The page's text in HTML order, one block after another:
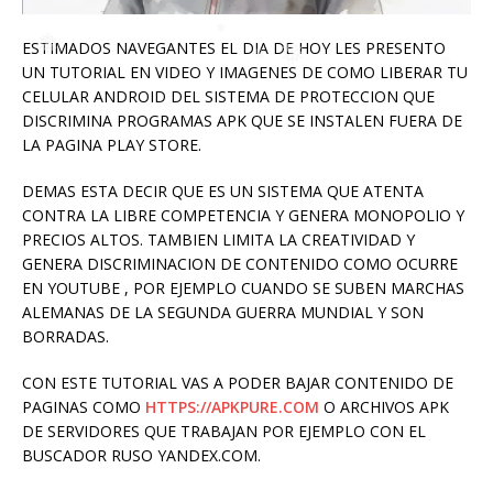
❅ ❅
ESTIMADOS NAVEGANTES EL DIA DE HOY LES PRESENTO
UN TUTORIAL EN VIDEO Y IMAGENES DE COMO LIBERAR TU
CELULAR ANDROID DEL SISTEMA DE PROTECCION QUE
DISCRIMINA PROGRAMAS APK QUE SE INSTALEN FUERA DE
LA PAGINA PLAY STORE.
DEMAS ESTA DECIR QUE ES UN SISTEMA QUE ATENTA
CONTRA LA LIBRE COMPETENCIA Y GENERA MONOPOLIO Y
PRECIOS ALTOS. TAMBIEN LIMITA LA CREATIVIDAD Y
GENERA DISCRIMINACION DE CONTENIDO COMO OCURRE
EN YOUTUBE , POR EJEMPLO CUANDO SE SUBEN MARCHAS
ALEMANAS DE LA SEGUNDA GUERRA MUNDIAL Y SON
BORRADAS.
CON ESTE TUTORIAL VAS A PODER BAJAR CONTENIDO DE
PAGINAS COMO HTTPS://APKPURE.COM O ARCHIVOS APK
DE SERVIDORES QUE TRABAJAN POR EJEMPLO CON EL
BUSCADOR RUSO YANDEX.COM.